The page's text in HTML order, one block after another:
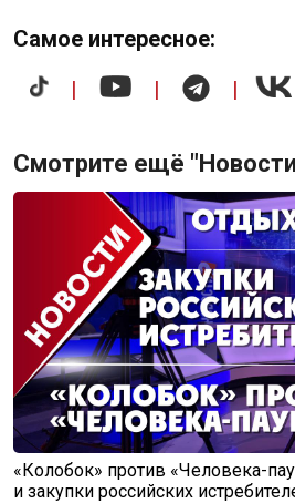
Самое интересное:
Смотрите ещё
«Колобок» против «Человека-
и закупки российских